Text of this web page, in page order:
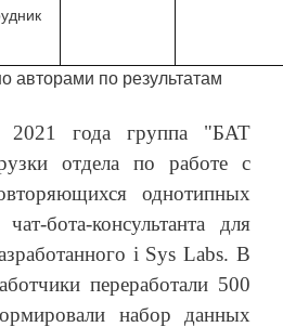
авторами по результатам
года группа "БАТ
отдела по работе с
однотипных
бота-консультанта для
i Sys Labs. В
переработали 500
набор данных